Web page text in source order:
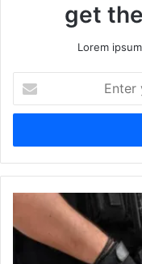
get
Lorem
your
Email